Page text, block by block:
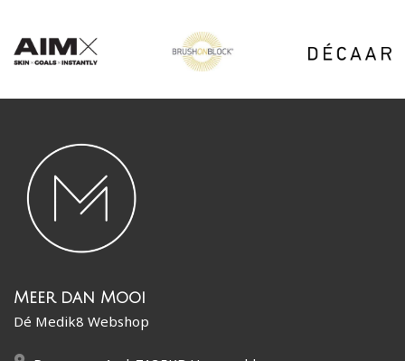
Meer dan Mooi
Dé Medik8 Webshop